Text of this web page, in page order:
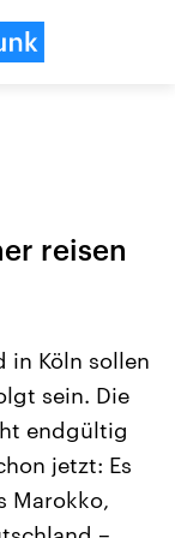
Beiträge,
und
die Vereinigten
Ländern
Einfluss auf
reisen
in Köln sollen
sein. Die
endgültig
jetzt: Es
Marokko,